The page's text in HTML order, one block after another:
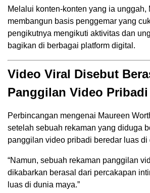
Melalui konten-konten yang ia unggah,
membangun basis penggemar yang
pengikutnya mengikuti aktivitas dan
bagikan di berbagai platform digital.
Video Viral Disebut
Panggilan Video Pribadi
Perbincangan mengenai Maureen
setelah sebuah rekaman yang diduga
panggilan video pribadi beredar luas di
“Namun, sebuah rekaman panggilan
dikabarkan berasal dari percakapan
luas di dunia maya.”